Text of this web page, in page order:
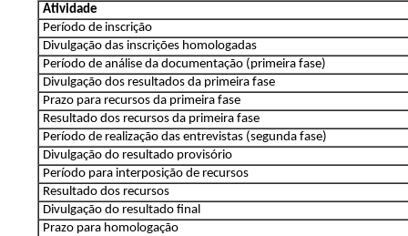
Atividade
Período de inscrição
Divulgação das inscrições homologadas
Período de análise da documentação (primeira fase)
Divulgação dos resultados da primeira fase
Prazo para recursos da primeira fase
Resultado dos recursos da primeira fase
Período de realização das entrevistas (segunda fase)
Divulgação do resultado provisório
Período para interposição de recursos
Resultado dos recursos
Divulgação do resultado final
Prazo para homologação